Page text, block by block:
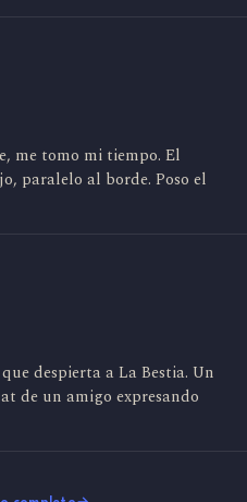
me tomo mi tiempo. El
paralelo al borde. Poso el
despierta a La Bestia. Un
de un amigo expresando